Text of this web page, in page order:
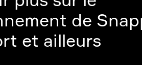
de
et ailleurs